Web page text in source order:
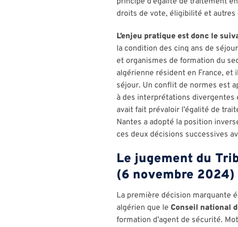
droits de vote, éligibilité et
L’enjeu pratique est donc le
la condition des cinq ans de
et organismes de formation du
algérienne résident en France, et
séjour. Un conflit de normes est
à des interprétations divergentes
avait fait prévaloir l’égalité de
Nantes a adopté la position
ces deux décisions successives
Le jugement du
(6 novembre 2024)
La première décision marquante
algérien que le Conseil national
formation d’agent de sécurité.